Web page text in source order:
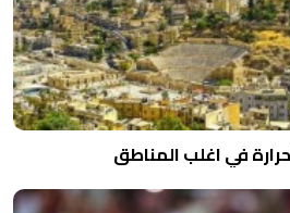
في اغلب المناطق